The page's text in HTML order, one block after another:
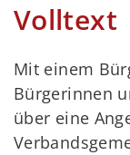
Volltext
Mit einem
Bürgerinnen
über eine